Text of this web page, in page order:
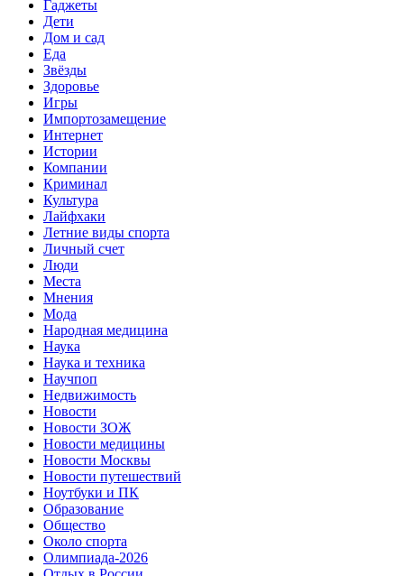
Гаджеты
Дети
Дом и сад
Еда
Звёзды
Здоровье
Игры
Импортозамещение
Интернет
Истории
Компании
Криминал
Культура
Лайфхаки
Летние виды спорта
Личный счет
Люди
Места
Мнения
Мода
Народная медицина
Наука
Наука и техника
Научпоп
Недвижимость
Новости
Новости ЗОЖ
Новости медицины
Новости Москвы
Новости путешествий
Ноутбуки и ПК
Образование
Общество
Около спорта
Олимпиада-2026